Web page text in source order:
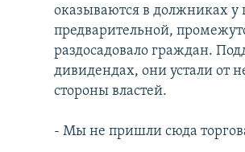
оказываются в должниках у
предварительной,
раздосадовало граждан.
дивидендах, они устали от
стороны властей.
- Мы не пришли сюда